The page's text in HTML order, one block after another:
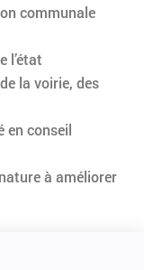
communale
l’état
la voirie, des
en conseil
à améliorer